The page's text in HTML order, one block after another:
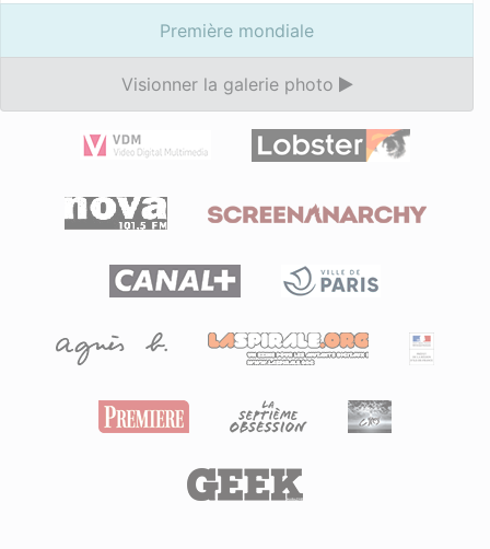
Première mondiale
Visionner la galerie photo